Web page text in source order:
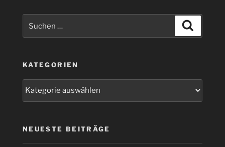
nach:
KATEGORIEN
NEUESTE BEITRÄGE